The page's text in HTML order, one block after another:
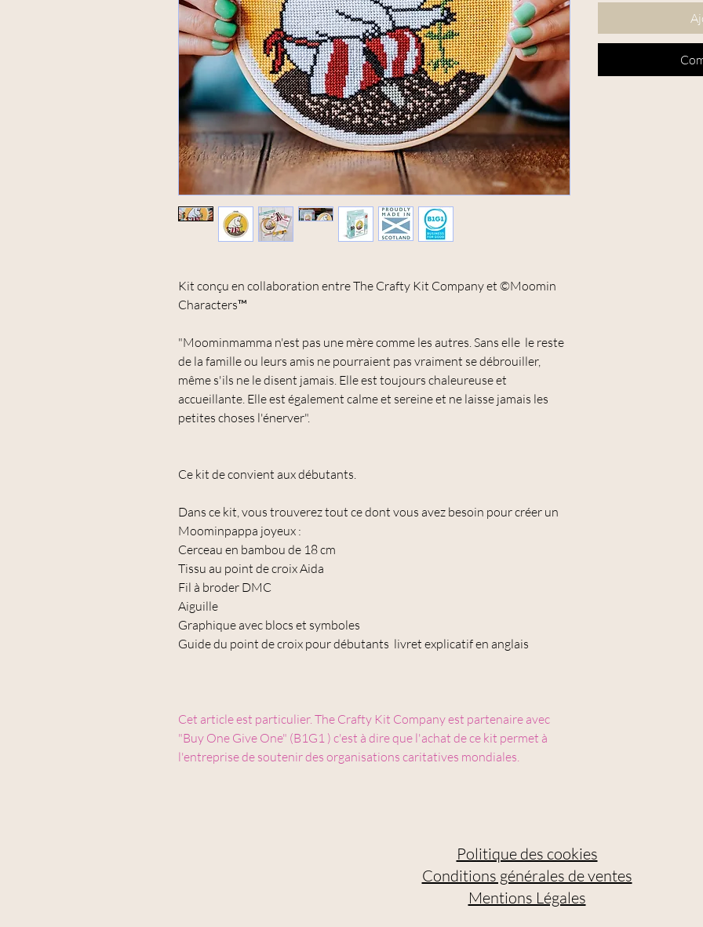
Kit conçu en collaboration entre The Crafty Kit Company et ©Moomin
Characters™
"Moominmamma n'est pas une mère comme les autres. Sans elle le reste
de la famille ou leurs amis ne pourraient pas vraiment se débrouiller,
même s'ils ne le disent jamais. Elle est toujours chaleureuse et
accueillante. Elle est également calme et sereine et ne laisse jamais les
petites choses l'énerver".
Ce kit de convient aux débutants.
Dans ce kit, vous trouverez tout ce dont vous avez besoin pour créer un
Moominpappa joyeux :
Cerceau en bambou de 18 cm
Tissu au point de croix Aida
Fil à broder DMC
Aiguille
Graphique avec blocs et symboles
Guide du point de croix pour débutants livret explicatif en anglais
Cet article est particulier. The Crafty Kit Company est partenaire avec
"Buy One Give One" (B1G1 ) c'est à dire que l'achat de ce kit permet à
l'entreprise de soutenir des organisations caritatives mondiales.
Politique des cookies
Conditions générales de ventes
Mentions Légales